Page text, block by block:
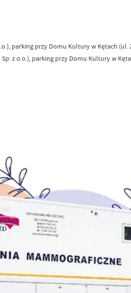
parking przy Domu Kultury w Kętach (ul.
z o.o.), parking przy Domu Kultury w